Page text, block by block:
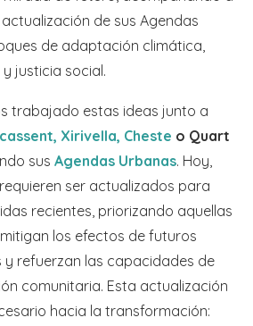
de sus Agendas
de adaptación climática,
justicia social.
trabajado estas ideas junto a
Xirivella, Cheste o Quart
sus Agendas Urbanas. Hoy,
ser actualizados para
recientes, priorizando aquellas
los efectos de futuros
y refuerzan las capacidades de
comunitaria. Esta actualización
hacia la transformación: